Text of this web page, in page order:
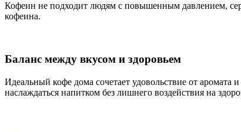
Кофеин не подходит людям с повышенным давлением,
кофеина.
Баланс между вкусом и здоровьем
Идеальный кофе дома сочетает удовольствие от
наслаждаться напитком без лишнего воздействия на